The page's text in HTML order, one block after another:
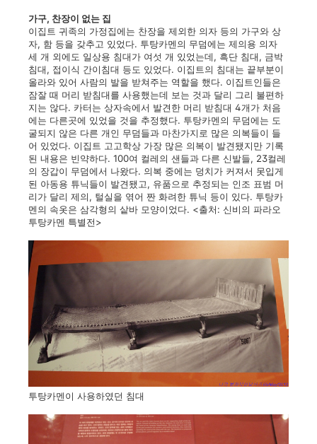
가구, 찬장이 없는 집
이집트 귀족의 가정집에는 찬장을 제외한 의자 등의 가구와 상
자, 함 등을 갖추고 있었다. 투탕카멘의 무덤에는 제의용 의자
세 개 외에도 일상용 침대가 여섯 개 있었는데, 흑단 침대, 금박
침대, 접이식 간이침대 등도 있었다. 이집트의 침대는 끝부분이
올라와 있어 사람의 발을 받쳐주는 역할을 했다. 이집트인들은
잠잘 때 머리 받침대를 사용했는데 보는 것과 달리 그리 불편하
지는 않다. 카터는 상자속에서 발견한 머리 받침대 4개가 처음
에는 다른곳에 있었을 것을 추정했다. 투탕카멘의 무덤에는 도
굴되지 않은 다른 개인 무덤들과 마찬가지로 많은 의복들이 들
어 있었다. 이집트 고고학상 가장 많은 의복이 발견됐지만 기록
된 내용은 빈약하다. 100여 컬레의 샌들과 다른 신발들, 23컬레
의 장갑이 무덤에서 나왔다. 의복 중에는 덩치가 커져서 못입게
된 아동용 튜닉들이 발견됐고, 유품으로 추정되는 인조 표범 머
리가 달리 제의, 털실을 엮어 짠 화려한 튜닉 등이 있다. 투탕카
멘의 속옷은 삼각형의 샅바 모양이었다. <출처: 신비의 파라오
투탕카멘 특별전>
투탕카멘이 사용하였던 침대